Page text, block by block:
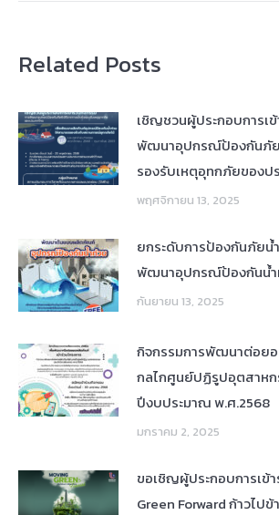
Related Posts
เชิญชวนผู้ประกอบการเ
พัฒนาอุปกรณ์ป้องกันภัย
รองรับเหตุอุทกภัยของป
พฤศจิกายน 13, 2025
ยกระดับการป้องกันภัยน้
พัฒนาอุปกรณ์ป้องกันน้ำ
กันยายน 13, 2025
กิจกรรมการพัฒนาต่อ
กลไกศูนย์ปฏิรูปอุตสาหก
ปีงบประมาณ พ.ศ.2568
มกราคม 2, 2025
ขอเชิญผู้ประกอบการเข้
Green Forward ก้าวไป